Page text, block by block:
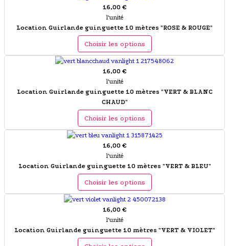
16,00 €
l'unité
Location Guirlande guinguette 10 mètres "ROSE & ROUGE"
Choisir les options
16,00 €
l'unité
Location Guirlande guinguette 10 mètres "VERT & BLANC
CHAUD"
Choisir les options
16,00 €
l'unité
Location Guirlande guinguette 10 mètres "VERT & BLEU"
Choisir les options
16,00 €
l'unité
Location Guirlande guinguette 10 mètres "VERT & VIOLET"